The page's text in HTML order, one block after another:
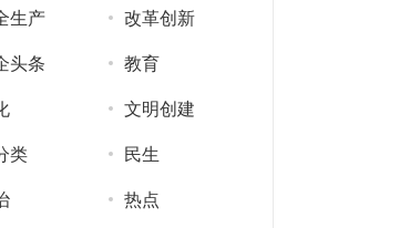
生产 改革创新
头条 教育
文明创建
类 民生
热点